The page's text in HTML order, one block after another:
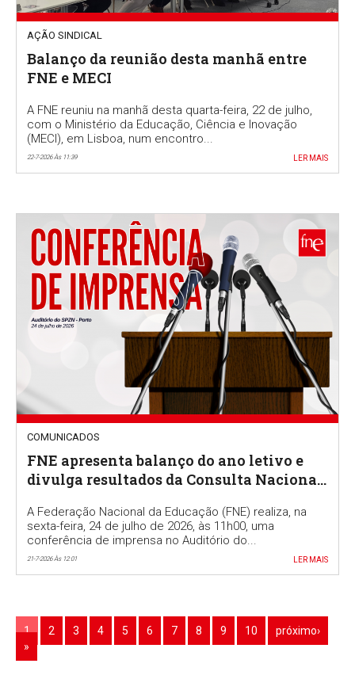
AÇÃO SINDICAL
Balanço da reunião desta manhã entre
FNE e MECI
A FNE reuniu na manhã desta quarta-feira, 22 de julho,
com o Ministério da Educação, Ciência e Inovação
(MECI), em Lisboa, num encontro...
22-7-2026 Às 11:39 LER MAIS
COMUNICADOS
FNE apresenta balanço do ano letivo e
divulga resultados da Consulta Nacional
A Federação Nacional da Educação (FNE) realiza, na
sexta-feira, 24 de julho de 2026, às 11h00, uma
conferência de imprensa no Auditório do...
21-7-2026 Às 12:01 LER MAIS
1 2 3 4 5 6 7 8 9 10
próximo›
»